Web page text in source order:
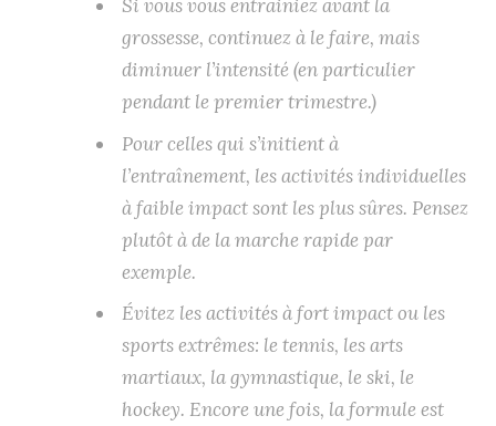
Si vous vous entrainiez avant la
grossesse, continuez à le faire, mais
diminuer l’intensité (en particulier
pendant le premier trimestre.)
Pour celles qui s’initient à
l’entraînement, les activités individuelles
à faible impact sont les plus sûres. Pensez
plutôt à de la marche rapide par
exemple.
Évitez les activités à fort impact ou les
sports extrêmes: le tennis, les arts
martiaux, la gymnastique, le ski, le
hockey. Encore une fois, la formule est